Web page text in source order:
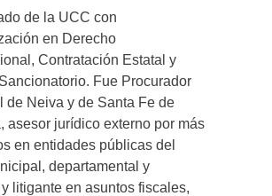
de la UCC con
en Derecho
Contratación Estatal y
Fue Procurador
de Neiva y de Santa Fe de
asesor jurídico externo por más
en entidades públicas del
departamental y
litigante en asuntos fiscales,